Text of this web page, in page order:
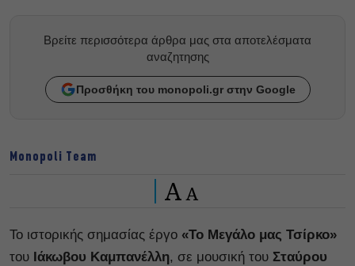
Βρείτε περισσότερα άρθρα μας στα αποτελέσματα
αναζητησης
Προσθήκη του monopoli.gr στην Google
Monopoli Team
A A
Το ιστορικής σημασίας έργο «Το Μεγάλο μας Τσίρκο»
του Ιάκωβου Καμπανέλλη, σε μουσική του Σταύρου